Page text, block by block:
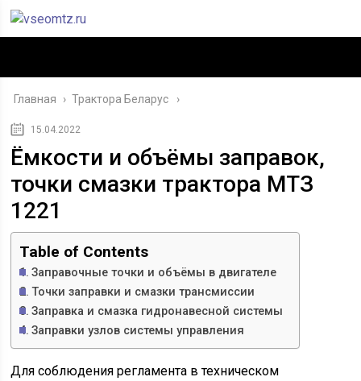
Главная › Трактора Беларус
15.04.2022
Ёмкости и объёмы заправок,
точки смазки трактора МТЗ
1221
Table of Contents
Заправочные точки и объёмы в двигателе
Точки заправки и смазки трансмиссии
Заправка и смазка гидронавесной системы
Заправки узлов системы управления
Для соблюдения регламента в техническом